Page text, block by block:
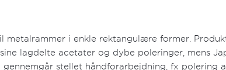
i enkle rektangulære former.
lagdelte acetater og dybe poleringer, mens
stellet håndforarbejdning, fx polering